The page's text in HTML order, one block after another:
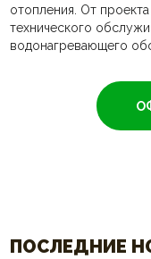
отопления. От
технического
водонагревающего
ПОСЛЕДНИЕ